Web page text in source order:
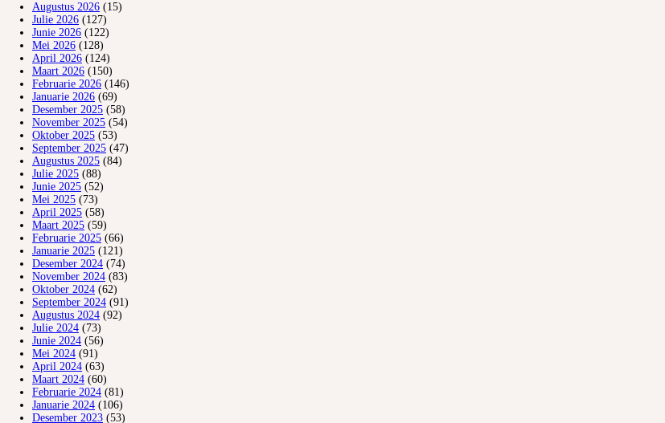
Augustus 2026 (15)
Julie 2026 (127)
Junie 2026 (122)
Mei 2026 (128)
April 2026 (124)
Maart 2026 (150)
Februarie 2026 (146)
Januarie 2026 (69)
Desember 2025 (58)
November 2025 (54)
Oktober 2025 (53)
September 2025 (47)
Augustus 2025 (84)
Julie 2025 (88)
Junie 2025 (52)
Mei 2025 (73)
April 2025 (58)
Maart 2025 (59)
Februarie 2025 (66)
Januarie 2025 (121)
Desember 2024 (74)
November 2024 (83)
Oktober 2024 (62)
September 2024 (91)
Augustus 2024 (92)
Julie 2024 (73)
Junie 2024 (56)
Mei 2024 (91)
April 2024 (63)
Maart 2024 (60)
Februarie 2024 (81)
Januarie 2024 (106)
Desember 2023 (53)